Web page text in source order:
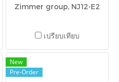
Zimmer group, NJ12-E2
เปรียบเทียบ
New
Pre-Order